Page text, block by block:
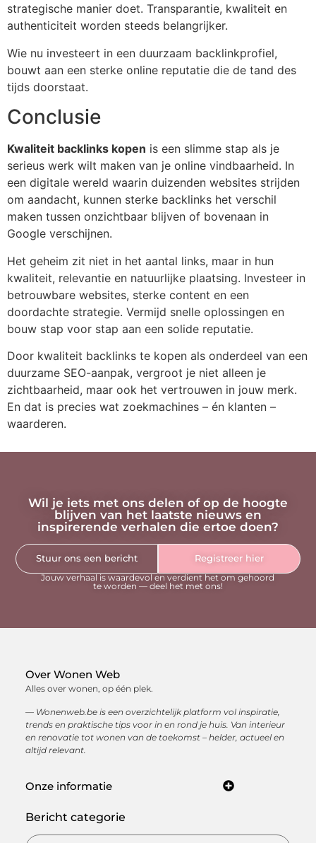
strategische manier doet. Transparantie, kwaliteit en
authenticiteit worden steeds belangrijker.
Wie nu investeert in een duurzaam backlinkprofiel,
bouwt aan een sterke online reputatie die de tand des
tijds doorstaat.
Conclusie
Kwaliteit backlinks kopen is een slimme stap als je
serieus werk wilt maken van je online vindbaarheid. In
een digitale wereld waarin duizenden websites strijden
om aandacht, kunnen sterke backlinks het verschil
maken tussen onzichtbaar blijven of bovenaan in
Google verschijnen.
Het geheim zit niet in het aantal links, maar in hun
kwaliteit, relevantie en natuurlijke plaatsing. Investeer in
betrouwbare websites, sterke content en een
doordachte strategie. Vermijd snelle oplossingen en
bouw stap voor stap aan een solide reputatie.
Door kwaliteit backlinks te kopen als onderdeel van een
duurzame SEO-aanpak, vergroot je niet alleen je
zichtbaarheid, maar ook het vertrouwen in jouw merk.
En dat is precies wat zoekmachines – én klanten –
waarderen.
Wil je iets met ons delen of op de hoogte
blijven van het laatste nieuws en
inspirerende verhalen die ertoe doen?
Stuur ons een bericht
Registreer hier
Jouw verhaal is waardevol en verdient het om gehoord
te worden — deel het met ons!
Over Wonen Web
Alles over wonen, op één plek.
— Wonenweb.be is een overzichtelijk platform vol inspiratie,
trends en praktische tips voor in en rond je huis. Van interieur
en renovatie tot wonen van de toekomst – helder, actueel en
altijd relevant.
Onze informatie
Bericht categorie